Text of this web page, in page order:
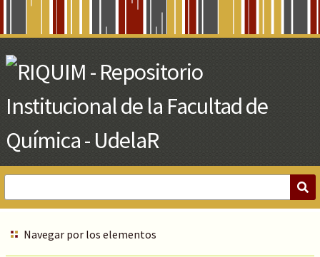
Main
Content
Navegar por los elementos